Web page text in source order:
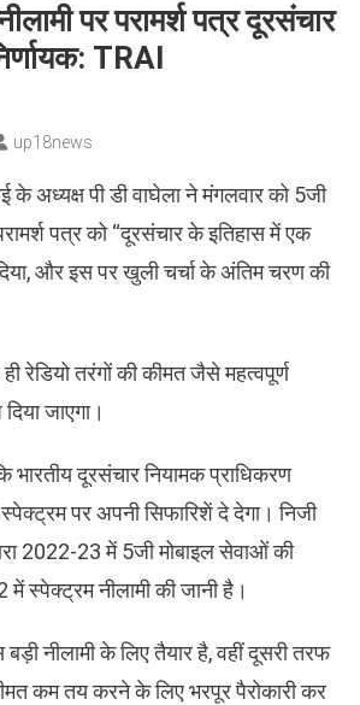
पर परामर्श पत्र दूरसंचार
TRAI
Up18news
के अध्यक्ष पी डी वाघेला ने मंगलवार को 5जी
पत्र को ‘‘दूरसंचार के इतिहास में एक
दिया, और इस पर खुली चर्चा के अंतिम चरण की
रेडियो तरंगों की कीमत जैसे महत्वपूर्ण
जाएगा।
भारतीय दूरसंचार नियामक प्राधिकरण
पर अपनी सिफारिशें दे देगा। निजी
2022-23 में 5जी मोबाइल सेवाओं की
नीलामी की जानी है।
नीलामी के लिए तैयार है, वहीं दूसरी तरफ
कम तय करने के लिए भरपूर पैरोकारी कर